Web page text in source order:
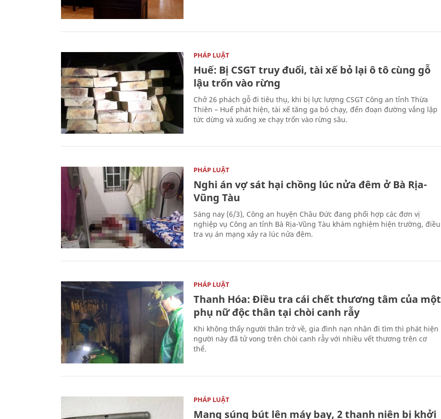
PHÁP LUẬT
Huế: Bị CSGT truy đuổi, tài xế bỏ lại ô tô cùng gỗ
lậu trốn vào rừng
Chở 26 phách gỗ đi tiêu thụ, khi bị lực lượng CSGT Công an tỉnh Thừa
Thiên – Huế phát hiện, tài xế tăng ga bỏ chạy, đến đoạn đường vắng lập
tức dừng và xuống xe chạy trốn vào rừng sâu.
PHÁP LUẬT
Nghi án vợ sát hại chồng lúc nửa đêm ở Bà Rịa-
Vũng Tàu
Sáng nay (6/3), Công an huyện Châu Đức đang phối hợp các đơn vị
nghiệp vụ Công an tỉnh Bà Rịa-Vũng Tàu khám nghiệm hiện trường, điều
tra vụ án mạng xảy ra lúc nửa đêm.
PHÁP LUẬT
Thanh Hóa: Điều tra cái chết thương tâm của một
phụ nữ độc thân tại chòi canh rẫy
Khi không thấy người thân trở về, gia đình nạn nhân đi tìm thì phát hiện
người này đã tử vong trên chòi canh rẫy với nhiều vết thương trên cơ
thể.
PHÁP LUẬT
Mang súng bút lên máy bay, 2 thanh niên bị khởi